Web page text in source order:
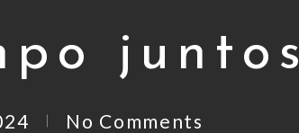
juntos
No Comments